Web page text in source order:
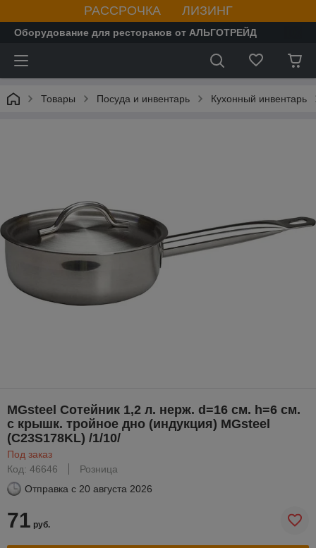
РАССРОЧКА ЛИЗИНГ
Оборудование для ресторанов от АЛЬГОТРЕЙД
Товары Посуда и инвентарь Кухонный инвентарь
MGsteel Сотейник 1,2 л. нерж. d=16 см. h=6 см.
с крышк. тройное дно (индукция) MGsteel
(С23S178KL) /1/10/
Под заказ
Код: 46646
Розница
Отправка с 20 августа 2026
71 руб.